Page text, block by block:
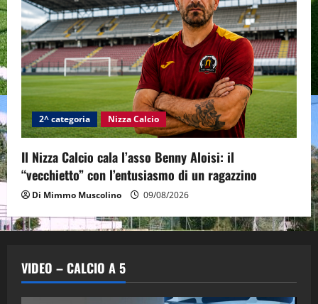
2^ categoria Nizza Calcio
Il Nizza Calcio cala l’asso Benny Aloisi: il
“vecchietto” con l’entusiasmo di un ragazzino
Di Mimmo Muscolino 09/08/2026
VIDEO – CALCIO A 5